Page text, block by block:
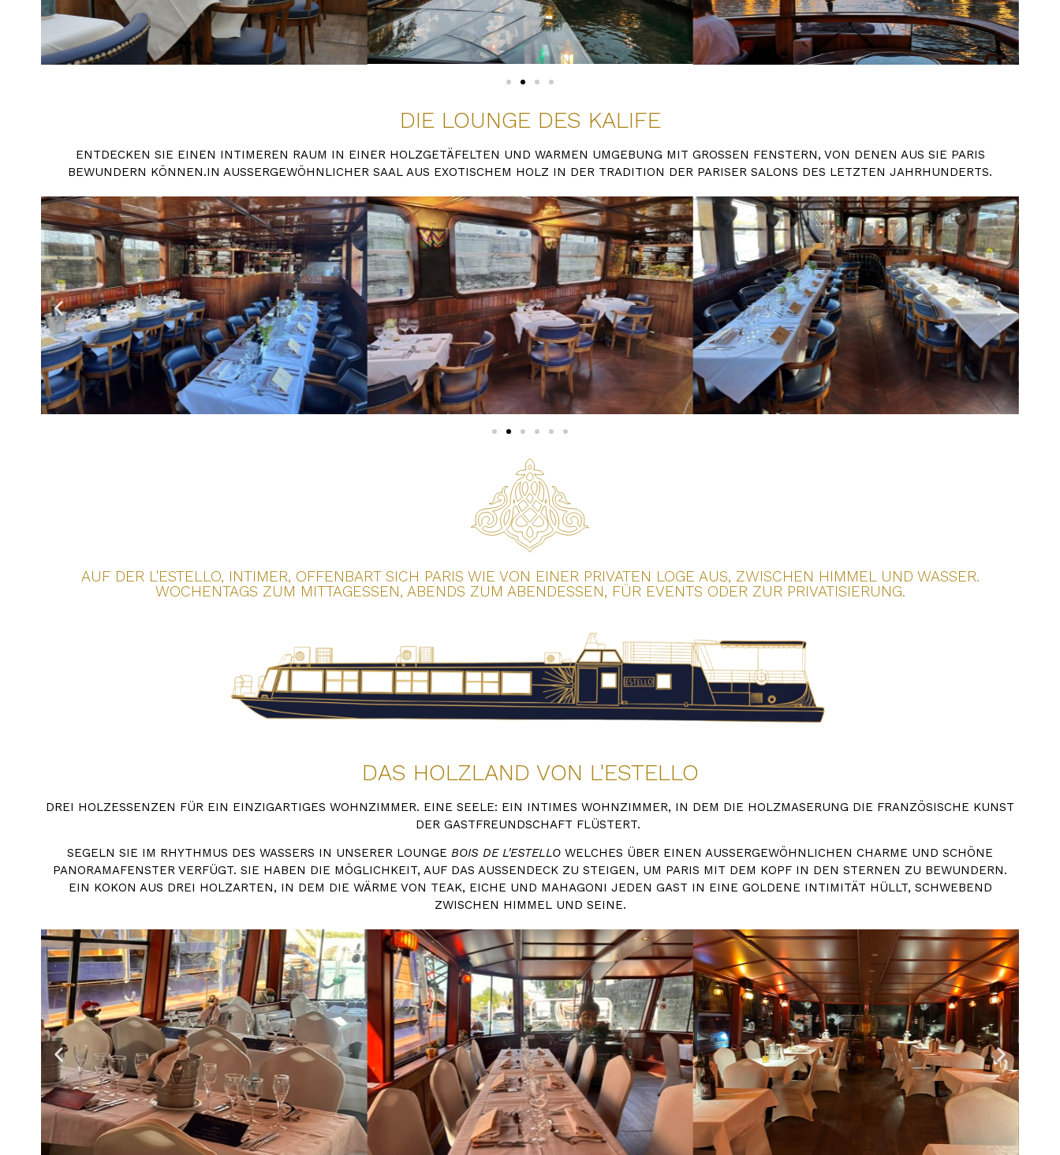
DIE LOUNGE DES KALIFE
ENTDECKEN SIE EINEN INTIMEREN RAUM IN EINER HOLZGETÄFELTEN UND WARMEN UMGEBUNG MIT GROSSEN FENSTERN, VON DENEN AUS SIE PARIS B
EWUNDERN KÖNNEN. IN AUSSERGEWÖHNLICHER SAAL AUS EXOTISCHEM HOLZ IN DER TRADITION DER PARISER SALONS DES LETZTEN JAHRHUNDERTS.
AUF DER L'ESTELLO, INTIMER, OFFENBART SICH PARIS WIE VON EINER PRIVATEN LOGE AUS, ZWISCHEN HIMMEL UND WASSER.
WOCHENTAGS ZUM MITTAGESSEN, ABENDS ZUM ABENDESSEN, FÜR EVENTS ODER ZUR PRIVATISIERUNG.
DAS HOLZLAND VON L'ESTELLO
DREI HOLZESSENZEN FÜR EIN EINZIGARTIGES WOHNZIMMER. EINE SEELE: EIN INTIMES WOHNZIMMER, IN DEM DIE HOLZMASERUNG DIE FRANZÖSISCHE KUNST
DER GASTFREUNDSCHAFT FLÜSTERT.
SEGELN SIE IM RHYTHMUS DES WASSERS IN UNSERER LOUNGE BOIS DE L'ESTELLO WELCHES ÜBER EINEN AUSSERGEWÖHNLICHEN CHARME UND SCHÖNE P
ANORAMAFENSTER VERFÜGT. SIE HABEN DIE MÖGLICHKEIT, AUF DAS AUSSENDECK ZU STEIGEN, UM PARIS MIT DEM KOPF IN DEN STERNEN ZU BEWUNDERN. EI
N KOKON AUS DREI HOLZARTEN, IN DEM DIE WÄRME VON TEAK, EICHE UND MAHAGONI JEDEN GAST IN EINE GOLDENE INTIMITÄT HÜLLT, SCHWEBEND ZW
ISCHEN HIMMEL UND SEINE.